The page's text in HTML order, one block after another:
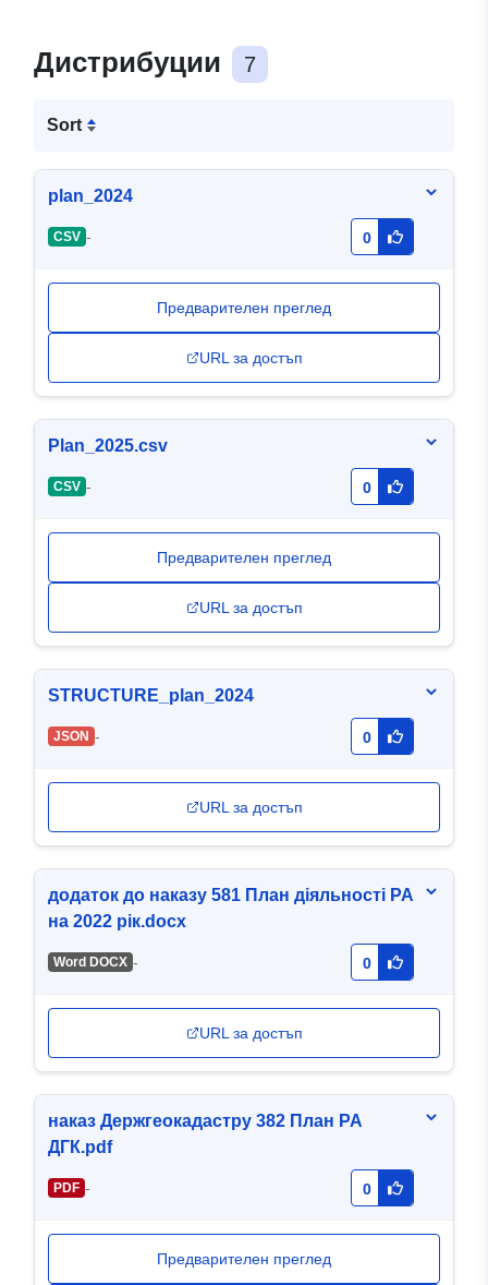
розроблення проектів,
розгляд регуляторного
органу та посилання на
джерело оприлюднення
Дистрибуции 7
Sort
plan_2024
CSV - 0
Предварителен преглед
URL за достъп
Plan_2025.csv
CSV - 0
Предварителен преглед
URL за достъп
STRUCTURE_plan_2024
JSON - 0
URL за достъп
додаток до наказу 581 План діяльності РА
на 2022 рік.docx
Word DOCX - 0
URL за достъп
наказ Держгеокадастру 382 План РА
ДГК.pdf
PDF - 0
Предварителен преглед